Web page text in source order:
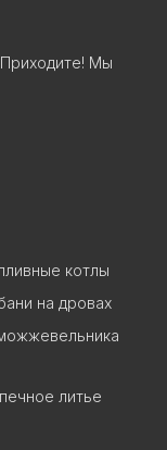
Мы
котлы
на дровах
литье